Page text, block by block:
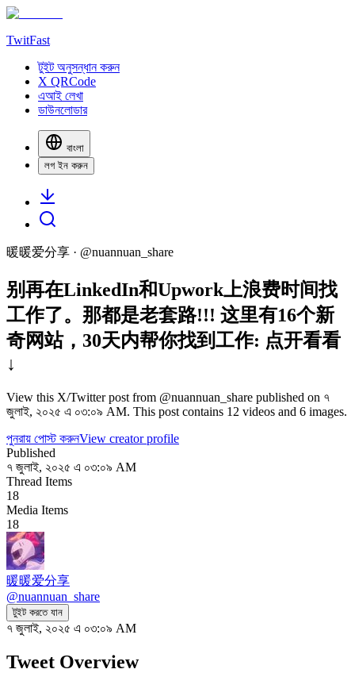
TwitFast
টুইট অনুসন্ধান করুন
X QRCode
এআই লেখা
ডাউনলোডার
বাংলা
লগ ইন করুন
暖暖爱分享 · @nuannuan_share
别再在LinkedIn和Upwork上浪费时间找
工作了。那都是老套路!!! 这里有16个新
奇网站，30天内帮你找到工作: 点开看看
↓
View this X/Twitter post from @nuannuan_share published on ৭
জুলাই, ২০২৫ এ ০৩:০৯ AM. This post contains 12 videos and 6 images.
পুনরায় পোস্ট করুনView creator profile
Published
৭ জুলাই, ২০২৫ এ ০৩:০৯ AM
Thread Items
18
Media Items
18
暖暖爱分享
@nuannuan_share
টুইট করতে যান
৭ জুলাই, ২০২৫ এ ০৩:০৯ AM
Tweet Overview